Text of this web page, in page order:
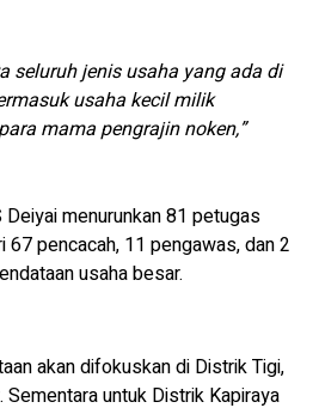
seluruh jenis usaha yang ada di
usaha kecil milik
mama pengrajin noken,”
menurunkan 81 petugas
67 pencacah, 11 pengawas, dan 2
usaha besar.
akan difokuskan di Distrik Tigi,
Sementara untuk Distrik Kapiraya